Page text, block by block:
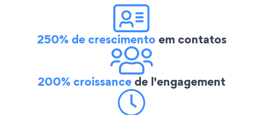
250% de crescimentoem contatos
200% croissancede l'engagement